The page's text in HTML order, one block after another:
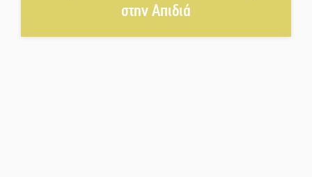
Διακοπή μαθημάτων στο
στην Απιδιά